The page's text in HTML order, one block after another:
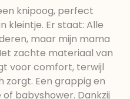
knipoog, perfect
kleintje. Er staat: Alle
maar mijn mama
zachte materiaal van
voor comfort, terwijl
zorgt. Een grappig en
babyshower. Dankzij